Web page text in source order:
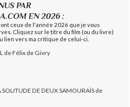
PAR
EN 2026 :
ceux de l'année 2026 que je vous
Cliquez sur le titre du film (ou du livre)
lien vers ma critique de celui-ci.
de Félix de Givry
SOLITUDE DE DEUX SAMOURAÏS de